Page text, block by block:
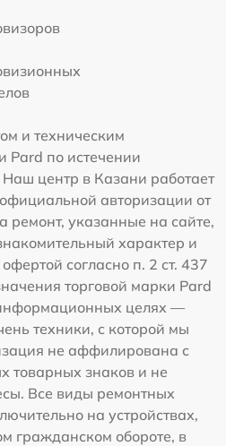
и техническим
Pard по истечении
центр в Казани работает
авторизации от
ремонт, указанные на сайте,
характер и
согласно п. 2 ст. 437
торговой марки Pard
целях —
техники, с которой мы
не аффилирована с
товарных знаков и не
Все виды ремонтных
на устройствах,
гражданском обороте, в